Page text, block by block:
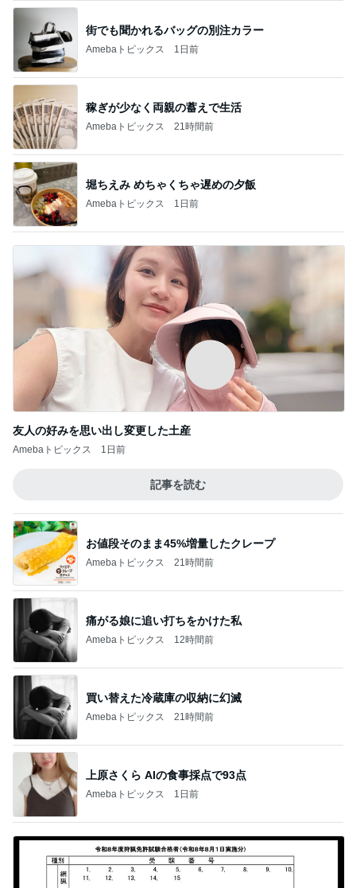
街でも聞かれるバッグの別注カラー
Amebaトピックス 1日前
稼ぎが少なく両親の蓄えで生活
Amebaトピックス 21時間前
堀ちえみ めちゃくちゃ遅めの夕飯
Amebaトピックス 1日前
友人の好みを思い出し変更した土産
Amebaトピックス 1日前
記事を読む
お値段そのまま45%増量したクレープ
Amebaトピックス 21時間前
痛がる娘に追い打ちをかけた私
Amebaトピックス 12時間前
買い替えた冷蔵庫の収納に幻滅
Amebaトピックス 21時間前
上原さくら AIの食事採点で93点
Amebaトピックス 1日前